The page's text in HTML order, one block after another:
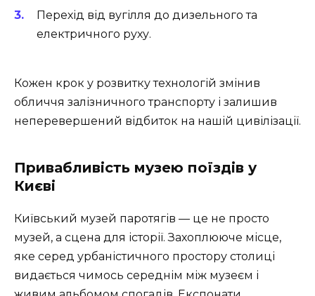
Перехід від вугілля до дизельного та
електричного руху.
Кожен крок у розвитку технологій змінив
обличчя залізничного транспорту і залишив
неперевершений відбиток на нашій цивілізації.
Привабливість музею поїздів у
Києві
Київський музей паротягів — це не просто
музей, а сцена для історії. Захоплююче місце,
яке серед урбаністичного простору столиці
видається чимось середнім між музеєм і